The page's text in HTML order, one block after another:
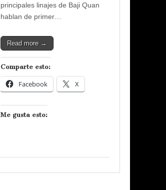
principales linajes de Baji Quan
hablan de primer…
Read more →
Comparte esto:
Facebook X
Me gusta esto: